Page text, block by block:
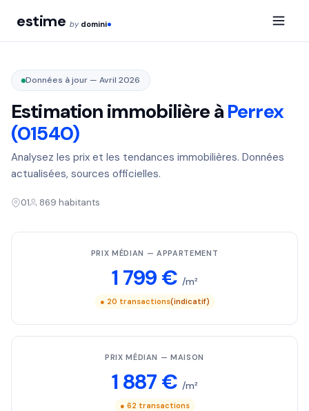
estime by domini
Données à jour — Avril 2026
Estimation immobilière àPerrex
(01540)
Analysez les prix et les tendances immobilières. Données
actualisées, sources officielles.
01 869 habitants
PRIX MÉDIAN — APPARTEMENT
1 799 € /m²
● 20 transactions(indicatif)
PRIX MÉDIAN — MAISON
1 887 € /m²
● 62 transactions